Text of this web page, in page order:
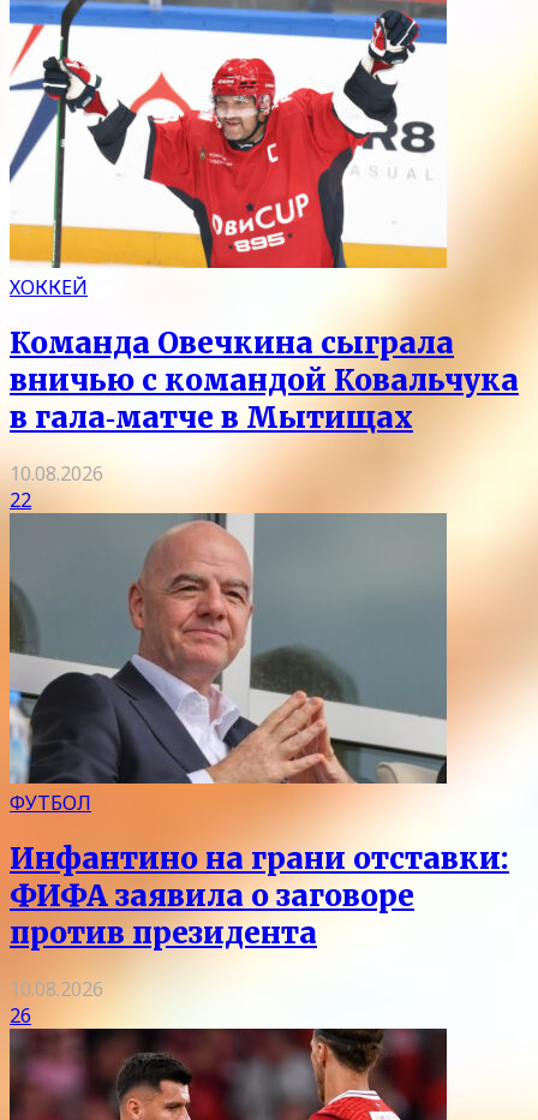
ХОККЕЙ
Команда Овечкина сыграла
вничью с командой Ковальчука
в гала‑матче в Мытищах
10.08.2026
22
ФУТБОЛ
Инфантино на грани отставки:
ФИФА заявила о заговоре
против президента
10.08.2026
26